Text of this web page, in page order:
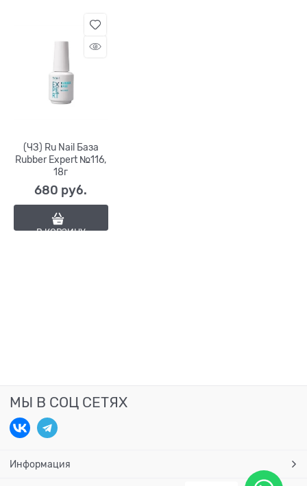
(ЧЗ) Ru Nail База
Rubber Expert №116,
18г
680 руб.
В КОРЗИНУ
МЫ В СОЦ СЕТЯХ
Информация